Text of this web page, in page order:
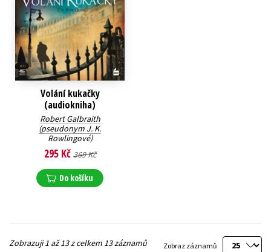
Volání kukačky
(audiokniha)
Robert Galbraith
(pseudonym J. K.
Rowlingové)
295 Kč 369 Kč
Do košíku
Zobraz záznamů
Zobrazuji 1 až 13 z celkem 13 záznamů